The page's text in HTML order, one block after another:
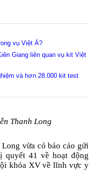
vụ Việt Á?
Giang liên quan vụ kit Việt
và hơn 28.000 kit test
Thanh Long
vừa có báo cáo gửi
quyết 41 về hoạt động
khóa XV về lĩnh vực y